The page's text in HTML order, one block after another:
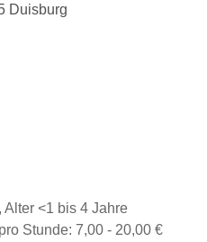
Duisburg
<1 bis 4 Jahre
Stunde: 7,00 - 20,00 €